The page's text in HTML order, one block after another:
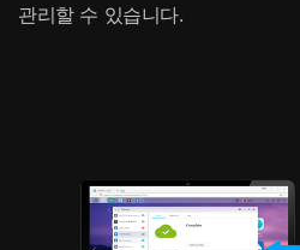
관리할 수 있습니다.